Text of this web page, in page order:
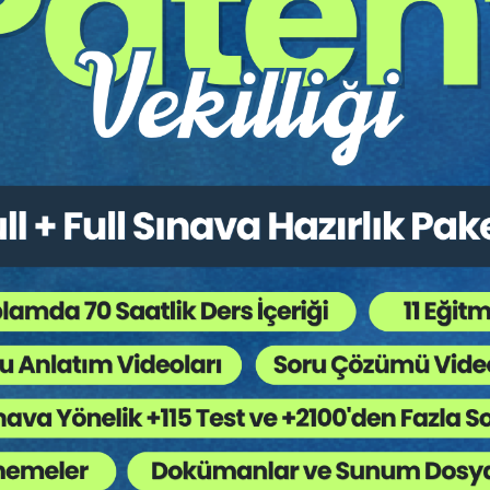
durumu
işlemler ve ilanların takibi
ve sonrasında dikkat edilmesi gereken hususlar
alacaklının yapacağı işlemler
hakkı
oy kullanabilecek alacaklılar
hazır bulunulması
alacaklar